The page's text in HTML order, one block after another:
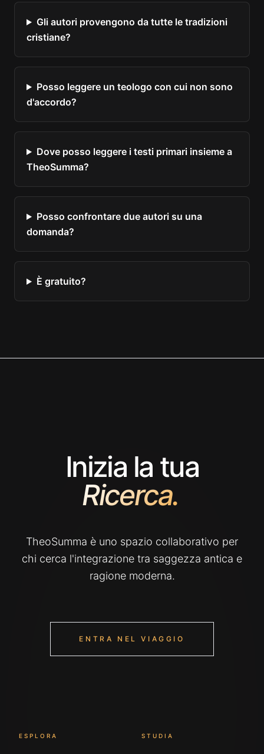
Gli autori provengono da tutte le tradizioni
cristiane?
Posso leggere un teologo con cui non sono
d'accordo?
Dove posso leggere i testi primari insieme a
TheoSumma?
Posso confrontare due autori su una
domanda?
È gratuito?
Inizia la tua
Ricerca.
TheoSumma è uno spazio collaborativo per
chi cerca l'integrazione tra saggezza antica e
ragione moderna.
ENTRA NEL VIAGGIO
ESPLORA STUDIA